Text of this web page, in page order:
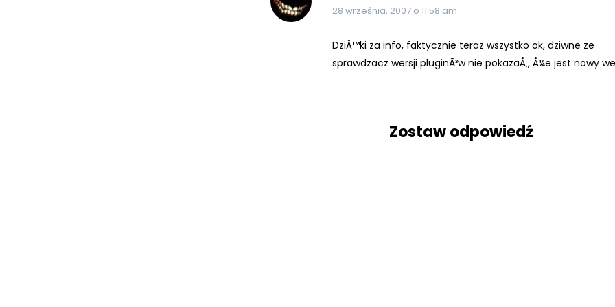
28 września, 2007 o 11:58 am
DziÄ™ki za info, faktycznie teraz wszystko ok, dziwne ze
sprawdzacz wersji pluginÃ³w nie pokazaÅ‚, Å¼e jest nowy
Zostaw odpowiedź